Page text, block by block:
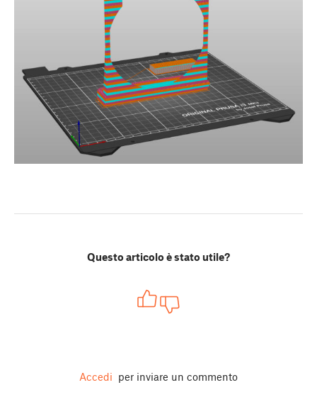
Questo articolo è stato utile?
Accedi per inviare un commento